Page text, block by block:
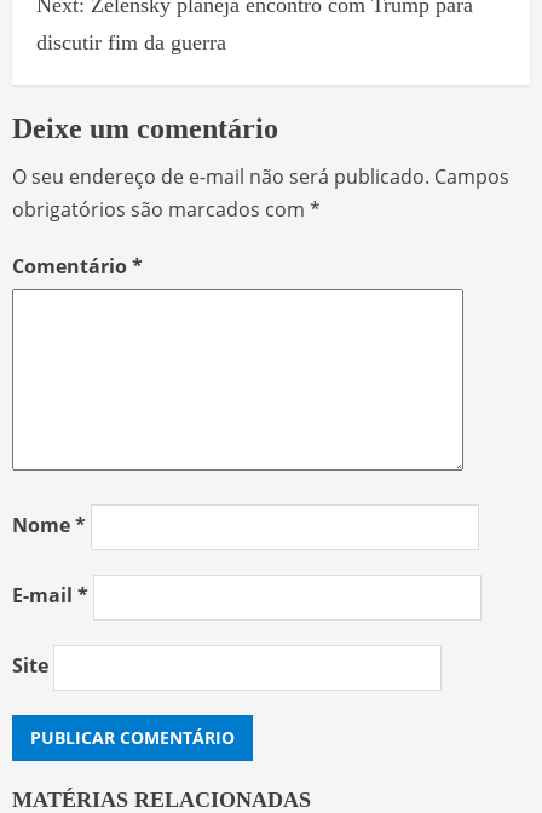
discutir fim da guerra
Deixe um comentário
O seu endereço de e-mail não será publicado. Campos
obrigatórios são marcados com *
Comentário*
Nome*
E-mail *
Site
MATÉRIAS RELACIONADAS